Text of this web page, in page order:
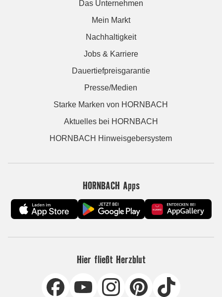
Das Unternehmen
Mein Markt
Nachhaltigkeit
Jobs & Karriere
Dauertiefpreisgarantie
Presse/Medien
Starke Marken von HORNBACH
Aktuelles bei HORNBACH
HORNBACH Hinweisgebersystem
HORNBACH Apps
Hier fließt Herzblut